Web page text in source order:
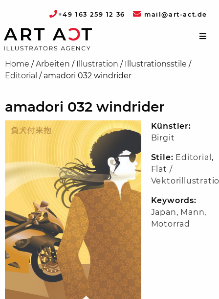
+49 163 259 12 36 mail@art-act.de
Home /Arbeiten / Illustration / Illustrationsstile /
Editorial / amadori 032 windrider
amadori 032 windrider
Künstler:
Birgit
Stile: Editorial ,
Flat /
Keywords:
Japan, Mann,
Motorrad